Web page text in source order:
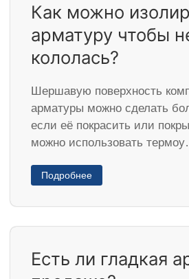
Как можно
арматуру чтобы
кололась?
Шершавую поверхность
арматуры можно сделать
если её покрасить или
можно использовать
Подробнее
Есть ли гладкая